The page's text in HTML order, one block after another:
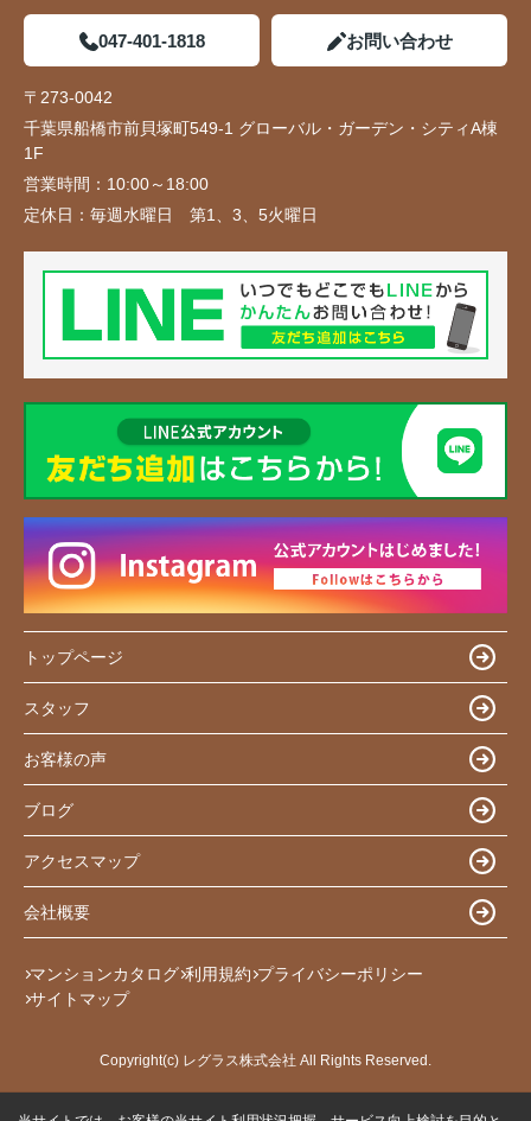
047-401-1818 お問い合わせ
〒273-0042
千葉県船橋市前貝塚町549-1 グローバル・ガーデン・シティA棟
1F
営業時間： 10:00～18:00
定休日： 毎週水曜日 第1、3、5火曜日
トップページ
スタッフ
お客様の声
ブログ
アクセスマップ
会社概要
マンションカタログ 利用規約 プライバシーポリシー
サイトマップ
Copyright(c) レグラス株式会社 All Rights Reserved.